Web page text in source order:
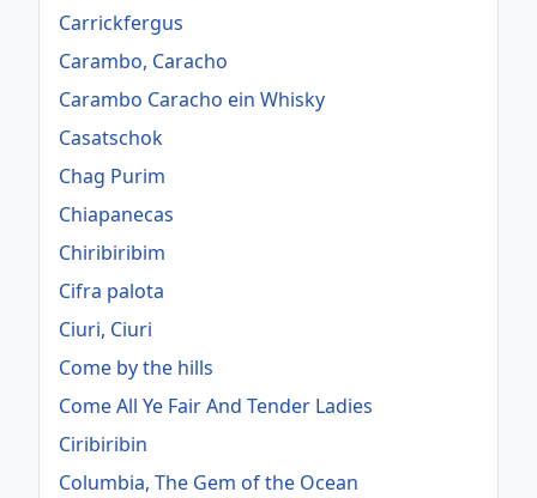
Carrickfergus
Carambo, Caracho
Carambo Caracho ein Whisky
Casatschok
Chag Purim
Chiapanecas
Chiribiribim
Cifra palota
Ciuri, Ciuri
Come by the hills
Come All Ye Fair And Tender Ladies
Ciribiribin
Columbia, The Gem of the Ocean